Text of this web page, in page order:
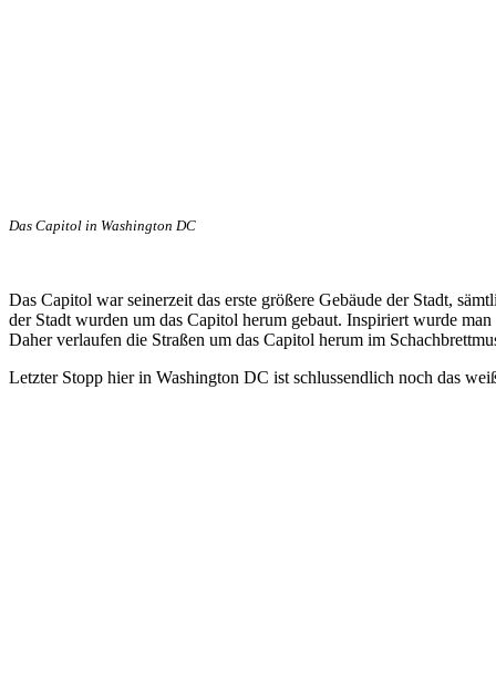
Das Capitol in Washington DC
Das Capitol war seinerzeit das erste größere Gebäude der Stadt,
der Stadt wurden um das Capitol herum gebaut. Inspiriert wurde
Daher verlaufen die Straßen um das Capitol herum im
Letzter Stopp hier in Washington DC ist schlussendlich noch das